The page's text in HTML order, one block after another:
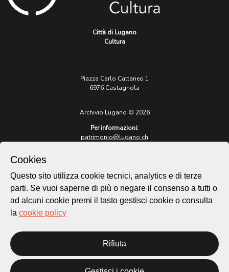
Città di Lugano
Cultura
Piazza Carlo Cattaneo 1
6976 Castagnola
Archivio Lugano © 2026
Per informazioni:
patrimonio@lugano.ch
lugano.ch
Cookie policy
Homepage
Temi
Mappa
Cookies
Questo sito utilizza cookie tecnici, analytics e di terze
parti. Se vuoi saperne di più o negare il consenso a tutti o
ad alcuni cookie premi il tasto gestisci cookie o consulta
la cookie policy
Rifiuta